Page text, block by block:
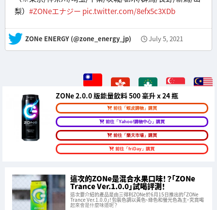
梨） #ZONeエナジー pic.twitter.com/8efx5c3XDb
— ZONe ENERGY (@zone_energy_jp) July 5, 2021
ZONe 2.0.0 版能量飲料 500 毫升 x 24 瓶
前往「蝦皮購物」購買
前往「Yahoo!購物中心」購買
前往「樂天市場」購買
前往「friDay」購買
這次的ZONe是混合水果口味！？「ZONe
Trance Ver.1.0.0」試喝評測！
這次要介紹的產品是由三得利ZONe於6月15日推出的「ZONe
Trance Ver.1.0.0」！包裝色調以黃色、綠色和螢光色為主，究竟喝
起來會是什麼味道呢？